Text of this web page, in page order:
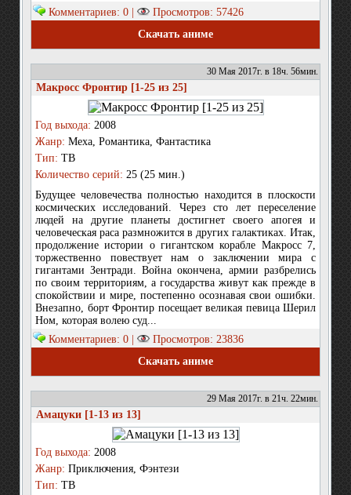
Комментариев: 0 |
Просмотров: 57426
Скачать аниме
30 Мая 2017г. в 18ч. 56мин.
Макросс Фронтир [1-25 из 25]
Год выхода: 2008
Жанр: Меха, Романтика, Фантастика
Тип: ТВ
Количество серий: 25 (25 мин.)
Будущее человечества полностью находится в плоскости
космических исследований. Через сто лет переселение
людей на другие планеты достигнет своего апогея и
человеческая раса размножится в других галактиках. Итак,
продолжение истории о гигантском корабле Макросс 7,
торжественно повествует нам о заключении мира с
гигантами Зентради. Война окончена, армии разбрелись
по своим территориям, а государства живут как прежде в
спокойствии и мире, постепенно осознавая свои ошибки.
Внезапно, борт Фронтир посещает великая певица Шерил
Ном, которая волею суд...
Комментариев: 0 |
Просмотров: 23836
Скачать аниме
29 Мая 2017г. в 21ч. 22мин.
Амацуки [1-13 из 13]
Год выхода: 2008
Жанр: Приключения, Фэнтези
Тип: ТВ